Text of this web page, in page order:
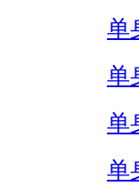
单
单
单
单